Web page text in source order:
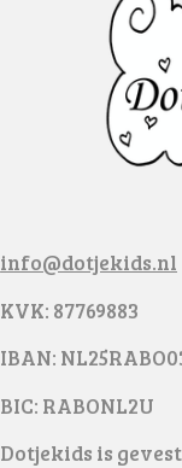
info@dotjekids.nl
KVK: 87769883
IBAN:
BIC: RABONL2U
Dotjekids is